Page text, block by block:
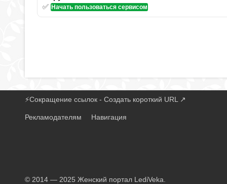
✅ Начать пользоваться сервисом
⚡Сокращение ссылок - Создать короткий URL ↗
Рекламодателям Навигация
© 2014 — 2025 Женский портал LediVeka.